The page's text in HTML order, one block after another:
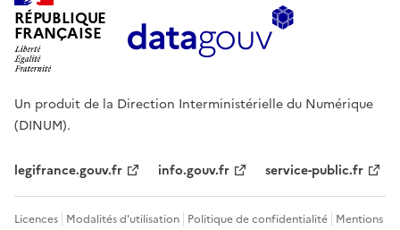
RÉPUBLIQUE
FRANÇAISE
Un produit de la Direction Interministérielle du Numérique
(DINUM).
legifrance.gouv.fr info.gouv.fr service-public.fr
Licences Modalités d'utilisation Politique de confidentialité Mentions